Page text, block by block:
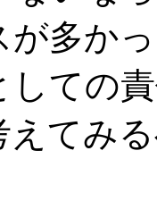
が多か
しての
えてみ